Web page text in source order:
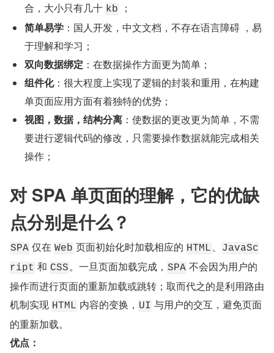
合，大小只有几十 kb
；
简单易学 ：国人开发，中文文档，不存在语言障碍 ，易
于理解和学习；
双向数据绑定 ：在数据操作方面更为简单；
组件化：很大程度上实现了逻辑的封装和重用，在构建
单页面应用方面有着独特的优势；
视图，数据，结构分离 ：使数据的更改更为简单，不需
要进行逻辑代码的修改，只需要操作数据就能完成相关
操作；
对 SPA 单页面的理解，它的优缺
点分别是什么？
SPA 仅在 Web 页面初始化时加载相应的 HTML 、
JavaSc
ript 和 CSS。一旦页面加载完成， SPA 不会因为用户的
操作而进行页面的重新加载或跳转；取而代之的是利用路由
机制实现 HTML 内容的变换， UI 与用户的交互，避免页面
的重新加载。
优点：